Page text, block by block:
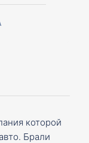
которой
Брали